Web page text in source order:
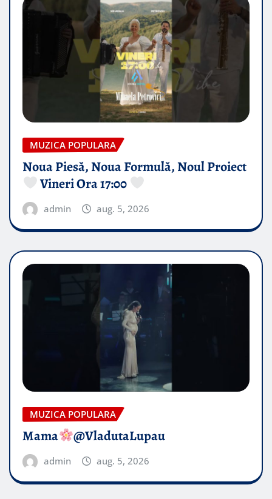
MUZICA POPULARA
Noua Piesă, Noua Formulă, Noul Proiect
Vineri Ora 17:00
admin aug. 5, 2026
MUZICA POPULARA
Mama @VladutaLupau
admin aug. 5, 2026